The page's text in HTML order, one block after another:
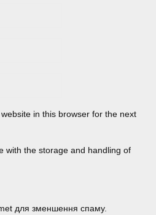
in this browser for the next
with the storage and handling of
для зменшення спаму.